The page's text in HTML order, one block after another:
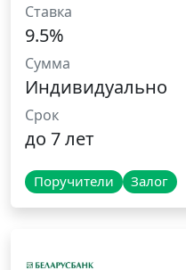
Ставка
9.5%
Сумма
Индивидуально
Срок
до 7 лет
Поручители Залог